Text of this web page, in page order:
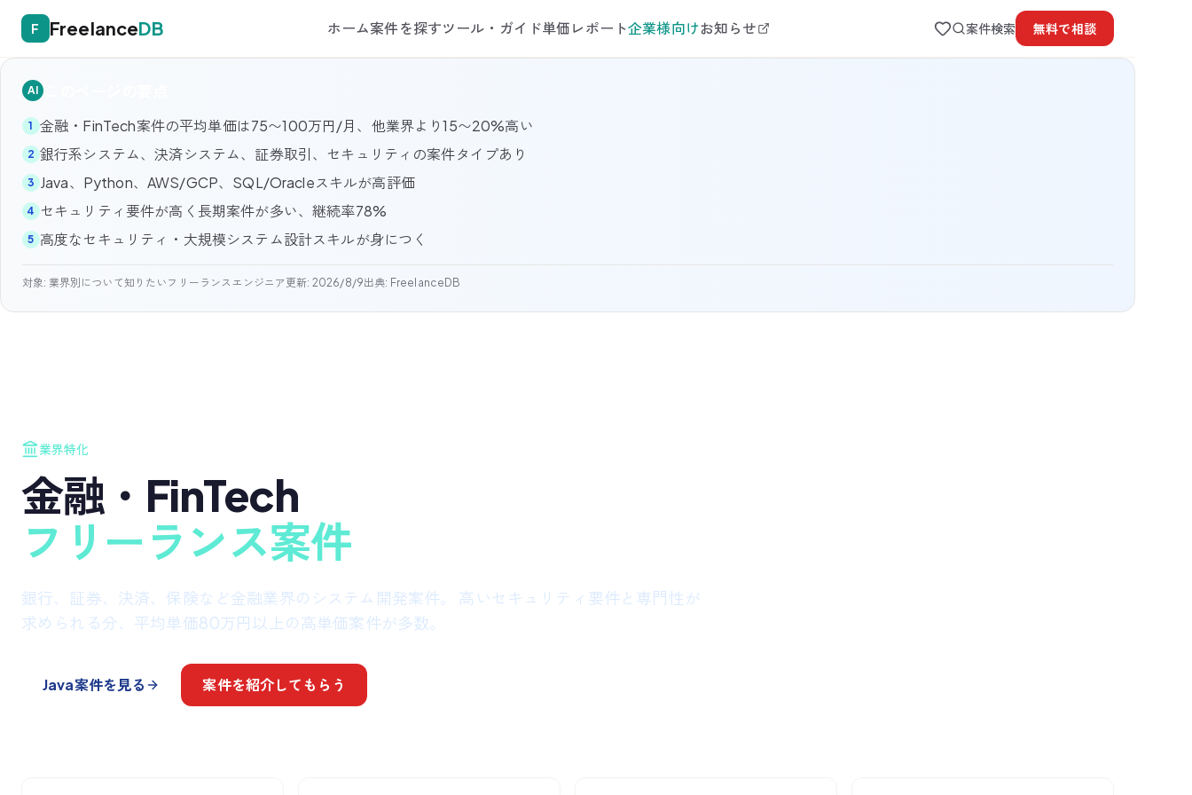
F FreelanceDB ホーム案件を探すツール・ガイド単価レポート企業様向けお知らせ 案件検索 無料で相談
AI
1 金融・FinTech案件の平均単価は75〜100万円/月、他業界より15〜20%高い
2 銀行系システム、決済システム、証券取引、セキュリティの案件タイプあり
3 Java、Python、AWS/GCP、SQL/Oracleスキルが高評価
4 セキュリティ要件が高く長期案件が多い、継続率78%
5 高度なセキュリティ・大規模システム設計スキルが身につく
対象: 業界別について知りたいフリーランスエンジニア 更新: 2026/8/9出典: FreelanceDB
業界特化
金融・FinTech
フリーランス案件
銀行、証券、決済、保険など金融業界のシステム開発案件。 高いセキュリティ要件と専門性が
求められる分、平均単価80万円以上の高単価案件が多数。
Java案件を見る 案件を紹介してもらう